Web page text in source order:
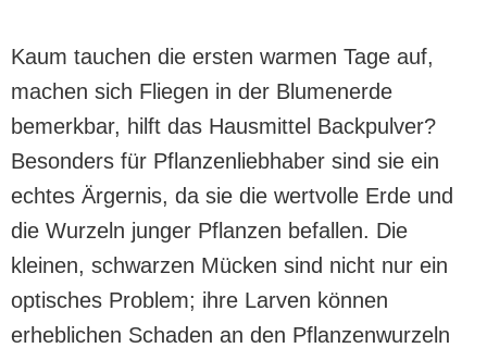
Kaum tauchen die ersten warmen Tage auf,
machen sich Fliegen in der Blumenerde
bemerkbar, hilft das Hausmittel Backpulver?
Besonders für Pflanzenliebhaber sind sie ein
echtes Ärgernis, da sie die wertvolle Erde und
die Wurzeln junger Pflanzen befallen. Die
kleinen, schwarzen Mücken sind nicht nur ein
optisches Problem; ihre Larven können
erheblichen Schaden an den Pflanzenwurzeln